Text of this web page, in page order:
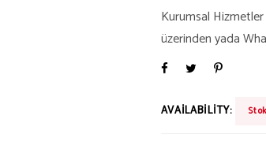
Kurumsal
üzerinden yada
AVAILABILITY: